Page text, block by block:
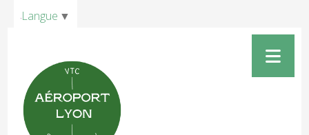
Langue ▼